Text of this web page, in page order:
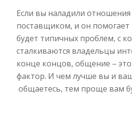
Если вы наладили отношения
поставщиком, и он помогает
будет типичных проблем, с
сталкиваются владельцы
конце концов, общение –
фактор. И чем лучше вы и
общаетесь, тем проще вам